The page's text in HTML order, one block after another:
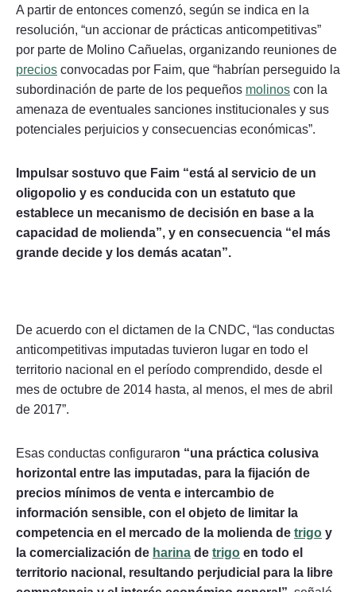
A partir de entonces comenzó, según se indica en la
resolución, “un accionar de prácticas anticompetitivas”
por parte de Molino Cañuelas, organizando reuniones de
precios convocadas por Faim, que “habrían perseguido la
subordinación de parte de los pequeños molinos con la
amenaza de eventuales sanciones institucionales y sus
potenciales perjuicios y consecuencias económicas”.
Impulsar sostuvo que Faim “está al servicio de un
oligopolio y es conducida con un estatuto que
establece un mecanismo de decisión en base a la
capacidad de molienda”, y en consecuencia “el más
grande decide y los demás acatan”.
De acuerdo con el dictamen de la CNDC, “las conductas
anticompetitivas imputadas tuvieron lugar en todo el
territorio nacional en el período comprendido, desde el
mes de octubre de 2014 hasta, al menos, el mes de abril
de 2017”.
Esas conductas configuraron “una práctica colusiva
horizontal entre las imputadas, para la fijación de
precios mínimos de venta e intercambio de
información sensible, con el objeto de limitar la
competencia en el mercado de la molienda de trigo y
la comercialización de harina de trigo en todo el
territorio nacional, resultando perjudicial para la libre